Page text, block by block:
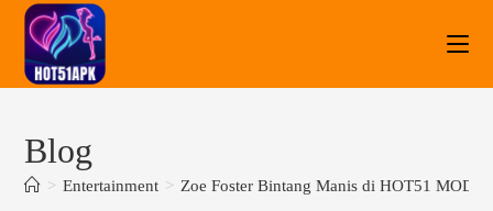
Blog
> Entertainment > Zoe Foster Bintang Manis di HOT51 MOD